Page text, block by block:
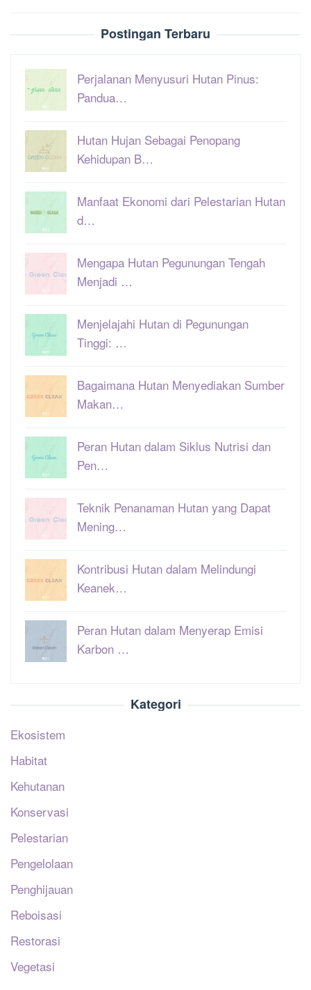
Postingan Terbaru
Perjalanan Menyusuri Hutan Pinus:
Pandua…
Hutan Hujan Sebagai Penopang
Kehidupan B…
Manfaat Ekonomi dari Pelestarian Hutan
d…
Mengapa Hutan Pegunungan Tengah
Menjadi …
Menjelajahi Hutan di Pegunungan
Tinggi: …
Bagaimana Hutan Menyediakan Sumber
Makan…
Peran Hutan dalam Siklus Nutrisi dan
Pen…
Teknik Penanaman Hutan yang Dapat
Mening…
Kontribusi Hutan dalam Melindungi
Keanek…
Peran Hutan dalam Menyerap Emisi
Karbon …
Kategori
Ekosistem
Habitat
Kehutanan
Konservasi
Pelestarian
Pengelolaan
Penghijauan
Reboisasi
Restorasi
Vegetasi